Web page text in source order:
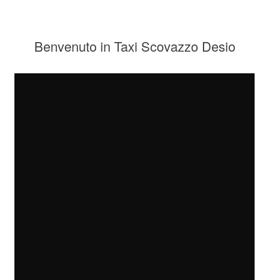
Benvenuto in Taxi Scovazzo Desio